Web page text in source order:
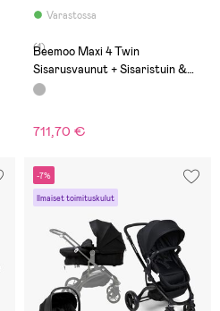
Varastossa
(1)
Beemoo Maxi 4 Twin
Sisarusvaunut + Sisaristuin &
Cybex Aton B2 & Telakka,
711,70 €
-7%
Ilmaiset toimituskulut